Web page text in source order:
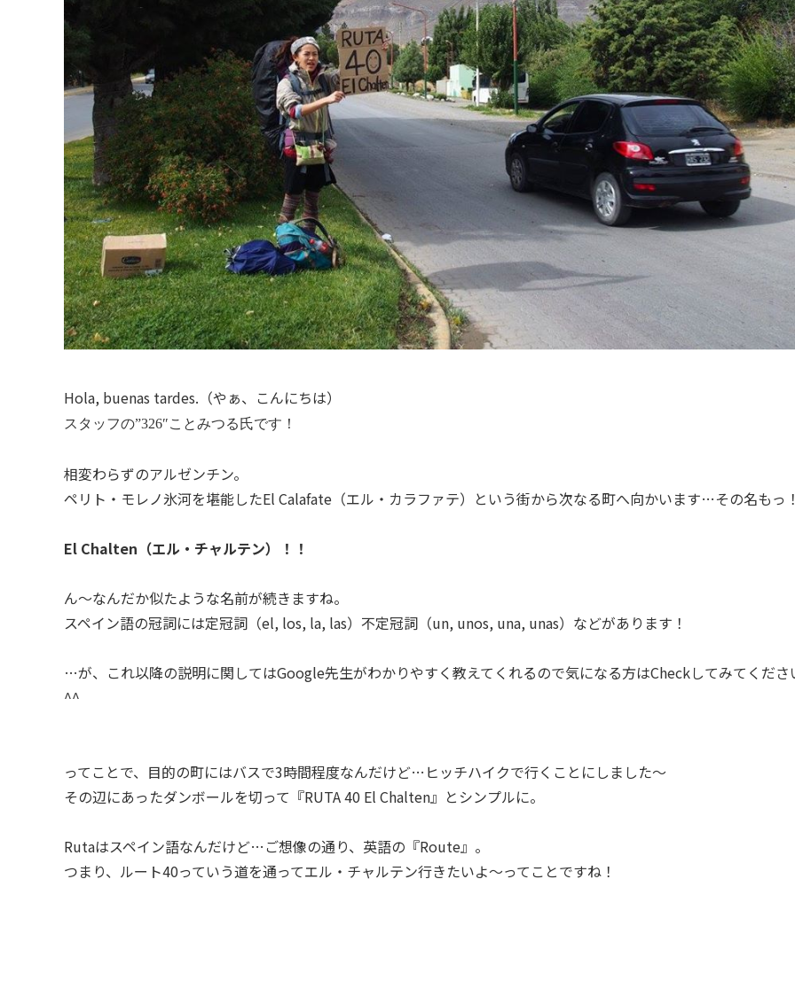
Hola, buenas tardes.（やぁ、こんにちは）
スタッフの”326″ことみつる氏です！
相変わらずのアルゼンチン。
ペリト・モレノ氷河を堪能したEl Calafate（エル・カラファテ）という街から次なる町へ向かいます…その名もっ
El Chalten（エル・チャルテン）！！
ん〜なんだか似たような名前が続きますね。
スペイン語の冠詞には定冠詞（el, los, la, las）不定冠詞（un, unos, una, unas）などがあります！
…が、これ以降の説明に関してはGoogle先生がわかりやすく教えてくれるので気になる方はCheckしてみてくださ
^^
ってことで、目的の町にはバスで3時間程度なんだけど…ヒッチハイクで行くことにしました〜
その辺にあったダンボールを切って『RUTA 40 El Chalten』とシンプルに。
Rutaはスペイン語なんだけど…ご想像の通り、英語の『Route』。
つまり、ルート40っていう道を通ってエル・チャルテン行きたいよ〜ってことですね！